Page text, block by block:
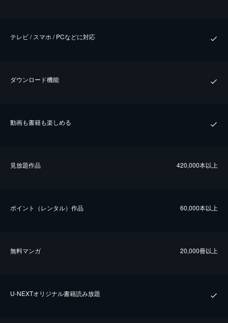
テレビ / スマホ / PCなどに対応
ダウンロード機能
動画も書籍も楽しめる
⾒放題作品 420,000本以上
ポイント（レンタル）作品 60,000本以上
無料マンガ 20,000冊以上
U-NEXTオリジナル書籍読み放題